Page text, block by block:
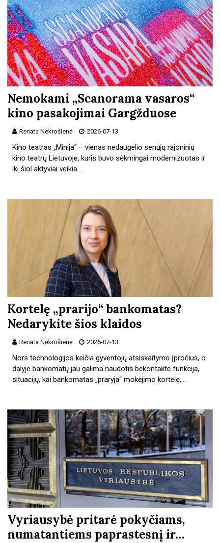
Nemokami „Scanorama vasaros“
kino pasakojimai Gargžduose
Renata Nekrošienė 2026-07-13
Kino teatras „Minija“ – vienas nedaugelio senųjų rajoninių
kino teatrų Lietuvoje, kuris buvo sėkmingai modernizuotas ir
iki šiol aktyviai veikia.…
Kortelę „prarijo“ bankomatas?
Nedarykite šios klaidos
Renata Nekrošienė 2026-07-13
Nors technologijos keičia gyventojų atsiskaitymo įpročius, o
dalyje bankomatų jau galima naudotis bekontakte funkcija,
situacijų, kai bankomatas „praryja“ mokėjimo kortelę,…
Vyriausybė pritarė pokyčiams,
numatantiems paprastesnį ir…